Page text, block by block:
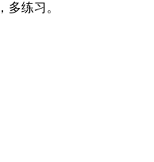
多练习。